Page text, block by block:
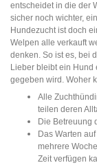
entscheidet in die der
sicher noch wichter,
Hundezucht ist doch
Welpen alle verkauft
denken. So ist es, bei
Lieber bleibt ein Hund
gegeben wird. Woher
Alle
teilen deren
Die Betreuung
Das Warten
mehrere
Zeit verfügen